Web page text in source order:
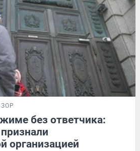
без ответчика:
организацией